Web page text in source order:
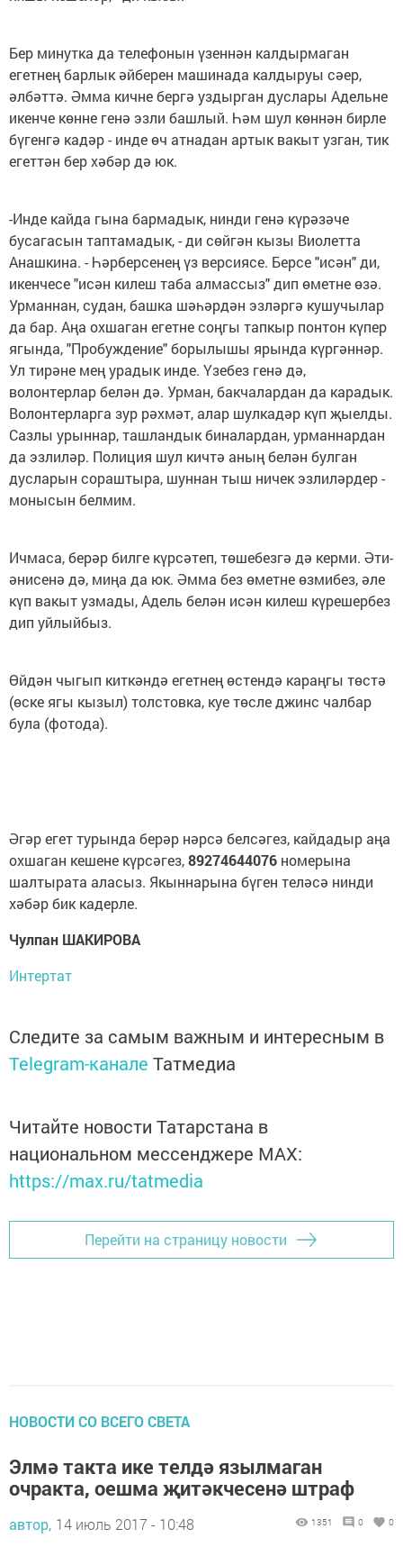
Бер минутка да телефонын үзеннән калдырмаган
егетнең барлык әйберен машинада калдыруы сәер,
әлбәттә. Әмма кичне бергә уздырган дуслары Адельне
икенче көнне генә эзли башлый. Һәм шул көннән бирле
бүгенгә кадәр - инде өч атнадан артык вакыт узган, тик
егеттән бер хәбәр дә юк.
-Инде кайда гына бармадык, нинди генә күрәзәче
бусагасын таптамадык, - ди сөйгән кызы Виолетта
Анашкина. - Һәрберсенең үз версиясе. Берсе "исән" ди,
икенчесе "исән килеш таба алмассыз" дип өметне өзә.
Урманнан, судан, башка шәһәрдән эзләргә кушучылар
да бар. Аңа охшаган егетне соңгы тапкыр понтон күпер
ягында, "Пробуждение" борылышы ярында күргәннәр.
Ул тирәне мең урадык инде. Үзебез генә дә,
волонтерлар белән дә. Урман, бакчалардан да карадык.
Волонтерларга зур рәхмәт, алар шулкадәр күп җыелды.
Сазлы урыннар, ташландык биналардан, урманнардан
да эзлиләр. Полиция шул кичтә аның белән булган
дусларын сораштыра, шуннан тыш ничек эзлиләрдер -
монысын белмим.
Ичмаса, берәр билге күрсәтеп, төшебезгә дә керми. Әти-
әнисенә дә, миңа да юк. Әмма без өметне өзмибез, әле
күп вакыт узмады, Адель белән исән килеш күрешербез
дип уйлыйбыз.
Өйдән чыгып киткәндә егетнең өстендә караңгы төстә
(өске ягы кызыл) толстовка, куе төсле джинс чалбар
була (фотода).
Әгәр егет турында берәр нәрсә белсәгез, кайдадыр аңа
охшаган кешене күрсәгез,89274644076 номерына
шалтырата аласыз. Якыннарына бүген теләсә нинди
хәбәр бик кадерле.
Чулпан ШАКИРОВА
Интертат
Следите за самым важным и интересным в
Telegram-канале Татмедиа
Читайте новости Татарстана в
национальном мессенджере MАХ:
https://max.ru/tatmedia
Перейти на страницу новости
НОВОСТИ СО ВСЕГО СВЕТА
Элмә такта ике телдә язылмаган
очракта, оешма җитәкчесенә штраф
автор, 14 июль 2017 - 10:48 1351 0 0